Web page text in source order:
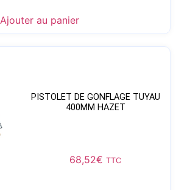
Ajouter au panier
PISTOLET DE GONFLAGE TUYAU
400MM HAZET
68,52€ TTC